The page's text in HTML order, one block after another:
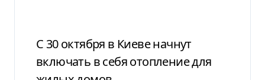
С 30 октября в Киеве начнут
включать в себя отопление для